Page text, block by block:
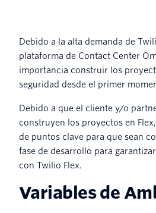
Debido a la alta demanda de
plataforma de Contact Center
importancia construir los
seguridad desde el primer
Debido a que el cliente y/o
construyen los proyectos en
de puntos clave para que sean
fase de desarrollo para
con Twilio Flex.
Variables de